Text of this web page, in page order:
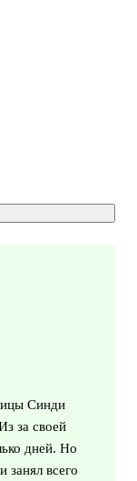
Синди
за своей
дней. Но
занял всего